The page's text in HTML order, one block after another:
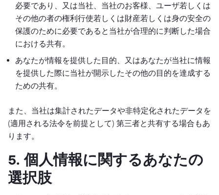
必要であり、又は当社、当社のお客様、ユーザ若しくは
その他の者の権利行使若しくは財産若しくは身の安全の
保護のために必要であると当社が合理的に判断した場合
における共有。
あなたが情報を提供した目的、又はあなたが当社に情報
を提供した際に当社が開示したその他の目的を達成する
ための共有。
また、当社は集計されたデータや非特定化されたデータを
(適用される法令を前提として) 第三者と共有する場合もあ
ります。
5. 個人情報に関するあなたの
選択肢